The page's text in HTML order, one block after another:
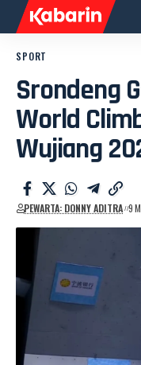
SPORT
Srondeng
World
Wujiang
PEWARTA: DONNY ADITRA 9